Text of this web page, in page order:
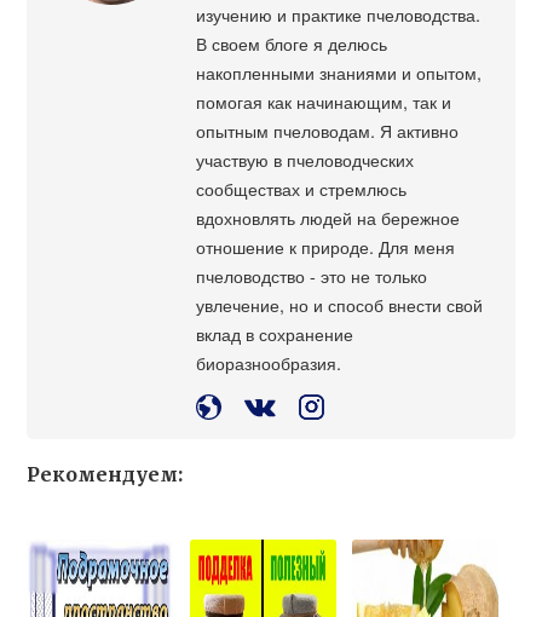
изучению и практике пчеловодства.
В своем блоге я делюсь
накопленными знаниями и опытом,
помогая как начинающим, так и
опытным пчеловодам. Я активно
участвую в пчеловодческих
сообществах и стремлюсь
вдохновлять людей на бережное
отношение к природе. Для меня
пчеловодство - это не только
увлечение, но и способ внести свой
вклад в сохранение
биоразнообразия.
Рекомендуем: